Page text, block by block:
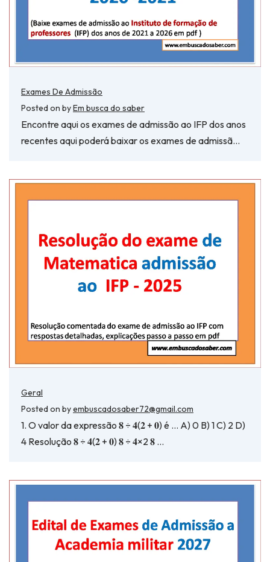
Exames De Admissão
Posted on byEm busca do saber
Encontre aqui os exames de admissão ao IFP dos anos
recentes aqui poderá baixar os exames de admissã…
Geral
Posted on byembuscadosaber72@gmail.com
1. O valor da expressão 𝟖 ÷ 𝟒(𝟐 + 𝟎) é … A) 0 B) 1 C) 2 D)
4 Resolução 𝟖 ÷ 𝟒(𝟐 + 𝟎) 𝟖 ÷ 𝟒×2 𝟖 …